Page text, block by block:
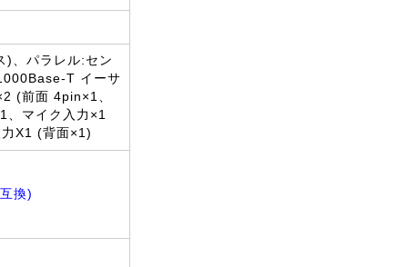
、パラレル:セン
T イーサ
(前面 4pin×1、
、マイク入力×1
X1 (背面×1)
換)